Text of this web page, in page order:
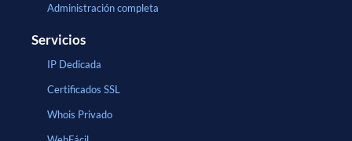
Administración completa
Servicios
IP Dedicada
Certificados SSL
Whois Privado